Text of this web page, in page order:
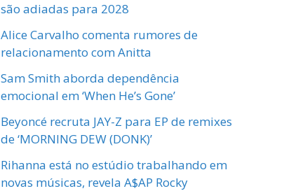
são adiadas para 2028
Alice Carvalho comenta rumores de
relacionamento com Anitta
Sam Smith aborda dependência
emocional em ‘When He’s Gone’
Beyoncé recruta JAY-Z para EP de remixes
de ‘MORNING DEW (DONK)’
Rihanna está no estúdio trabalhando em
novas músicas, revela A$AP Rocky